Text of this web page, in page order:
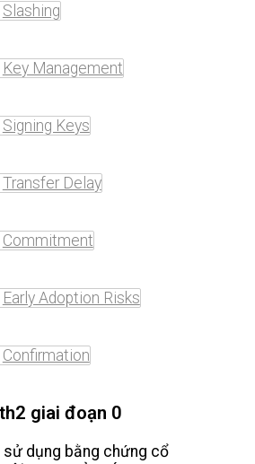
Slashing
Key Management
Signing Keys
Transfer Delay
Commitment
Early Adoption Risks
Confirmation
giai đoạn 0
sử dụng bằng chứng cổ